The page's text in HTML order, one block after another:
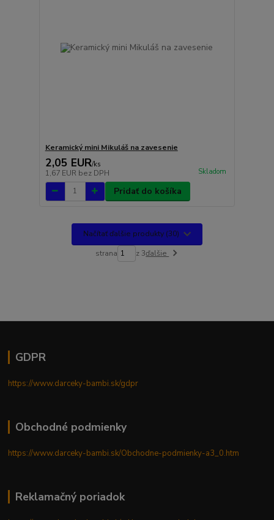
Keramický mini Mikuláš na zavesenie
2,05 EUR/ks
1,67 EUR bez DPH Skladom
Pridať do košíka
Načítať ďalšie produkty (30)
strana z 3ďalšie
GDPR
https://www.darceky-bambi.sk/gdpr
Obchodné podmienky
https://www.darceky-bambi.sk/Obchodne-podmienky-a3_0.htm
Reklamačný poriadok